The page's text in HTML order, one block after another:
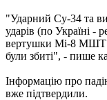
"Ударний Су-34 та
ударів (по Україні -
вертушки Мі-8 МШТ
були збиті", - пише
Інформацію про
вже підтвердили.